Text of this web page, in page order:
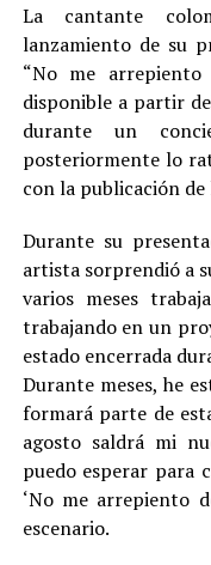
La cantante
lanzamiento de su
“No me
disponible a partir
durante un
posteriormente lo
con la publicación
Durante su
artista sorprendió a
varios meses
trabajando en un
estado encerrada
Durante meses, he
formará parte de
agosto saldrá mi
puedo esperar para
‘No me arrepiento
escenario.